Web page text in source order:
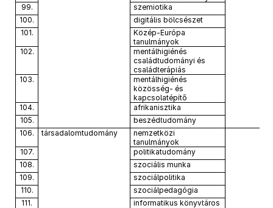
99.
szemiotika
100.
digitális bölcsészet
101.
Közép-Európa
tanulmányok
102.
mentálhigiénés
családtudományi és
családterápiás
103.
mentálhigiénés
közösség- és
kapcsolatépítő
104.
afrikanisztika
105.
beszédtudomány
106.
társadalomtudomány
nemzetközi
tanulmányok
107.
politikatudomány
108.
szociális munka
109.
szociálpolitika
110.
szociálpedagógia
111.
informatikus könyvtáros